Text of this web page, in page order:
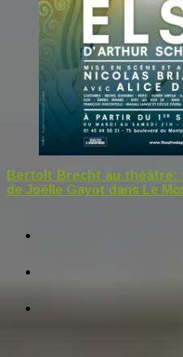
Bertolt Brecht au
de Joëlle Gayot dans Le